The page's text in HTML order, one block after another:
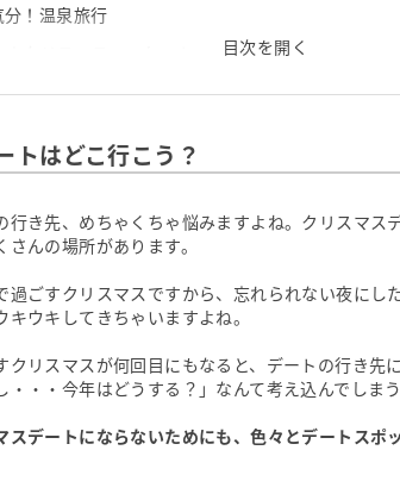
分！温泉旅行
最高潮！映画鑑賞
目次を開く
トはどこ行こう？
行き先、めちゃくちゃ悩みますよね。クリスマス
んの場所があります。
過ごすクリスマスですから、忘れられない夜にし
キウキしてきちゃいますよね。
クリスマスが何回目にもなると、デートの行き先
・・・今年はどうする？」なんて考え込んでしま
スデートにならないためにも、色々とデートスポ